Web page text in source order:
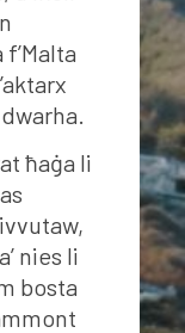
ħaġa li
nies li
bosta